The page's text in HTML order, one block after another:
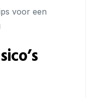
voor een